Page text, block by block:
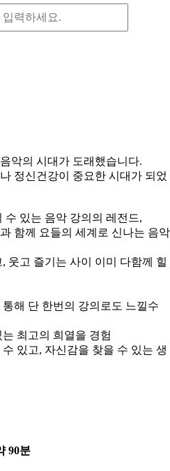
악의 시대가 도래했습니다.
정신건강이 중요한 시대가 되었
수 있는 음악 강의의 레전드,
함께 요들의 세계로 신나는 음악
웃고 즐기는 사이 이미 다함께 힐
해 단 한번의 강의로도 느낄수
최고의 희열을 경험
있고, 자신감을 찾을 수 있는 생
90분